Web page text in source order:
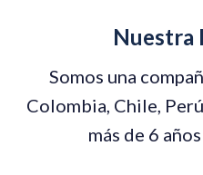
Nuestra
Somos una
Colombia, Chile,
más de 6